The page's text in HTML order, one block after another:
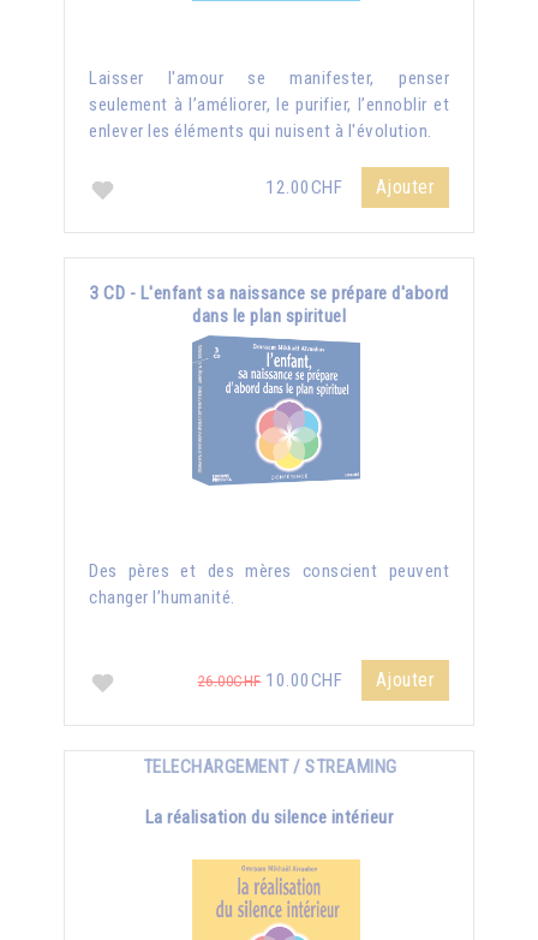
Laisser l'amour se manifester, penser
seulement à l’améliorer, le purifier, l’ennoblir et
enlever les éléments qui nuisent à l'évolution.
12.00CHF Ajouter
3 CD - L'enfant sa naissance se prépare d'abord
dans le plan spirituel
Des pères et des mères conscient peuvent
changer l’humanité.
26.00CHF10.00CHF Ajouter
TELECHARGEMENT / STREAMING
La réalisation du silence intérieur